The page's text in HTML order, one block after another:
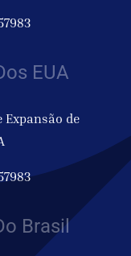
EUA
de
Brasil